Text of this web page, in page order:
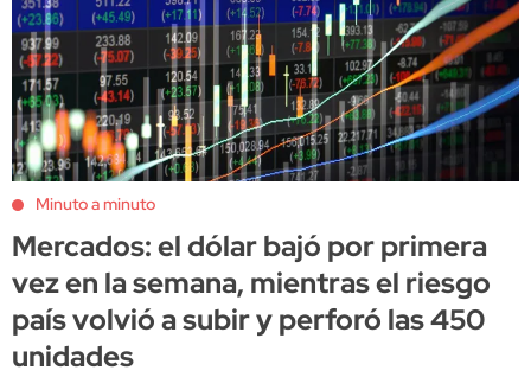
Minuto a minuto
Mercados: el dólar bajó por primera
vez en la semana, mientras el riesgo
país volvió a subir y perforó las 450
unidades